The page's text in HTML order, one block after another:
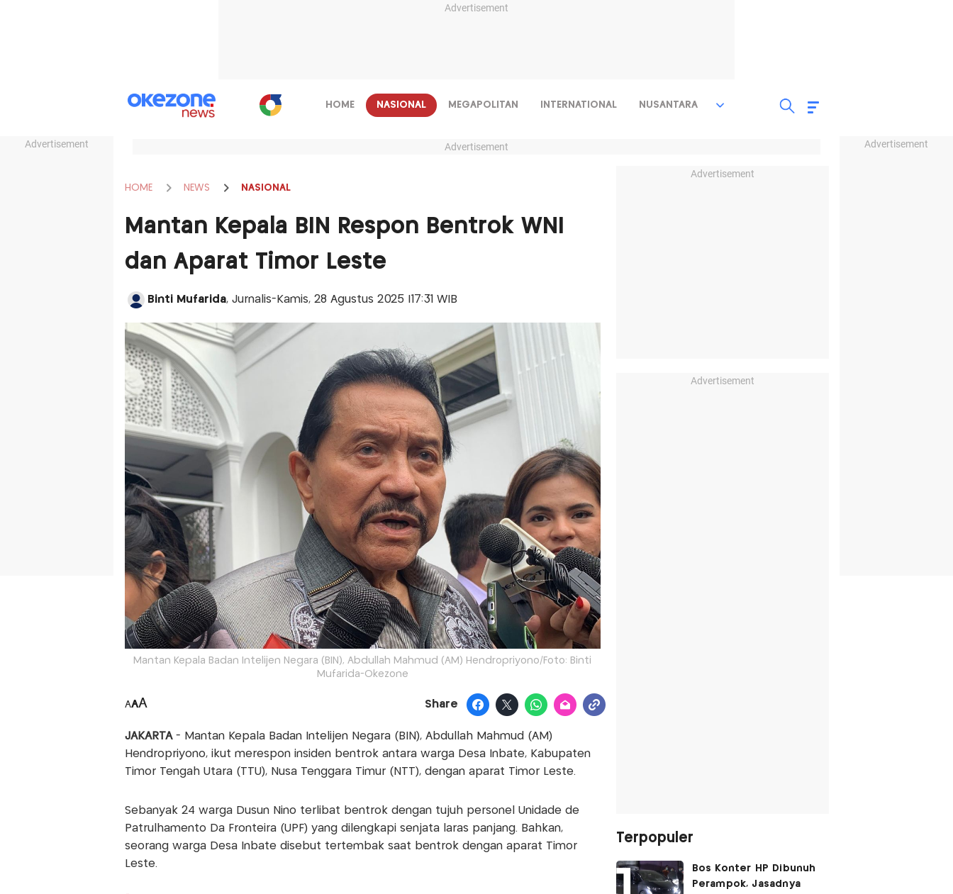
Advertisement
Advertisement Advertisement
HOME NASIONAL MEGAPOLITAN INTERNATIONAL NUSANTARA
Advertisement
HOME NEWS NASIONAL
Mantan Kepala BIN Respon Bentrok WNI
dan Aparat Timor Leste
Binti Mufarida, Jurnalis-Kamis, 28 Agustus 2025 |17:31 WIB
Mantan Kepala Badan Intelijen Negara (BIN), Abdullah Mahmud (AM) Hendropriyono/Foto: Binti
Mufarida-Okezone
AAA Share
JAKARTA- Mantan Kepala Badan Intelijen Negara (BIN), Abdullah Mahmud (AM)
Hendropriyono, ikut merespon insiden bentrok antara warga Desa Inbate, Kabupaten
Timor Tengah Utara (TTU), Nusa Tenggara Timur (NTT), dengan aparat Timor Leste.
Sebanyak 24 warga Dusun Nino terlibat bentrok dengan tujuh personel Unidade de
Patrulhamento Da Fronteira (UPF) yang dilengkapi senjata laras panjang. Bahkan,
seorang warga Desa Inbate disebut tertembak saat bentrok dengan aparat Timor
Leste.
Advertisement
Advertisement
Terpopuler
Bos Konter HP Dibunuh
Perampok, Jasadnya